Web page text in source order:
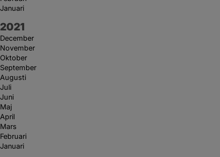
Januari
År:
2021
December
November
Oktober
September
Augusti
Juli
Juni
Maj
April
Mars
Februari
Januari